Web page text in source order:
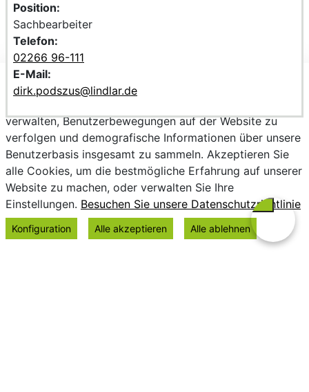
Position:
Sachbearbeiter
Telefon:
02266 96-111
E-Mail:
dirk.podszus@lindlar.de
Wir verwenden Cookies, um personalisierte Inhalte
verwalten, Benutzerbewegungen auf der Website zu
verfolgen und demografische Informationen über unsere
Benutzerbasis insgesamt zu sammeln. Akzeptieren Sie
alle Cookies, um die bestmögliche Erfahrung auf unserer
Website zu machen, oder verwalten Sie Ihre
Einstellungen. Besuchen Sie unsere Datenschutzrichtlinie
Konfiguration Alle akzeptieren Alle ablehnen